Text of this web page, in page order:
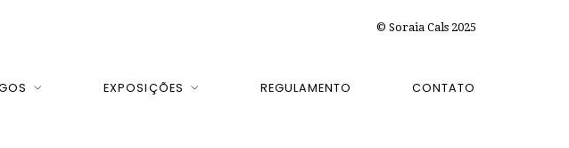
© Soraia Cals 2025
EXPOSIÇÕES REGULAMENTO CONTATO